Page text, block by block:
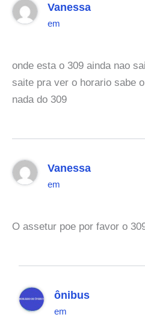
Vanessa
em
onde esta o 309 ainda nao
saite pra ver o horario sabe
nada do 309
Vanessa
em
O assetur poe por favor o
ônibus
em